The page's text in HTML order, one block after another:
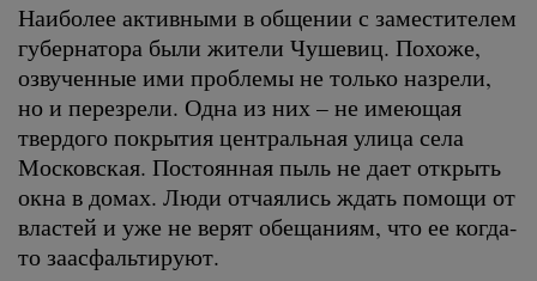
Наиболее активными в общении с заместителем
губернатора были жители Чушевиц. Похоже,
озвученные ими проблемы не только назрели,
но и перезрели. Одна из них – не имеющая
твердого покрытия центральная улица села
Московская. Постоянная пыль не дает открыть
окна в домах. Люди отчаялись ждать помощи от
властей и уже не верят обещаниям, что ее когда-
то заасфальтируют.